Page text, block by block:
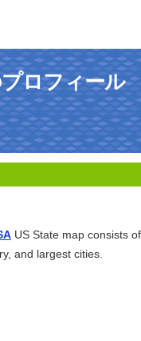
ロフィール
US State map consists
and largest cities.